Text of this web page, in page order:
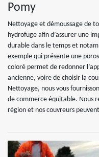
Pomy
Nettoyage et démoussage de
hydrofuge afin d’assurer une
durable dans le temps et
exemple qui présente une
coloré permet de redonner
ancienne, voire de choisir la
Nettoyage, nous vous
de commerce équitable. Nous
région et nos couvreurs